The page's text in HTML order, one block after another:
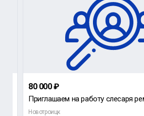
80 000 ₽
Приглашаем на работу слесаря
Новотроицк